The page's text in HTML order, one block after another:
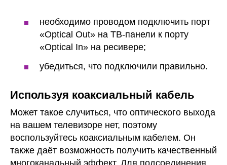
необходимо проводом подключить порт
«Optical Out» на ТВ-панели к порту
«Optical In» на ресивере;
убедиться, что подключили правильно.
Используя коаксиальный кабель
Может такое случиться, что оптического выхода
на вашем телевизоре нет, поэтому
воспользуйтесь коаксиальным кабелем. Он
также даёт возможность получить качественный